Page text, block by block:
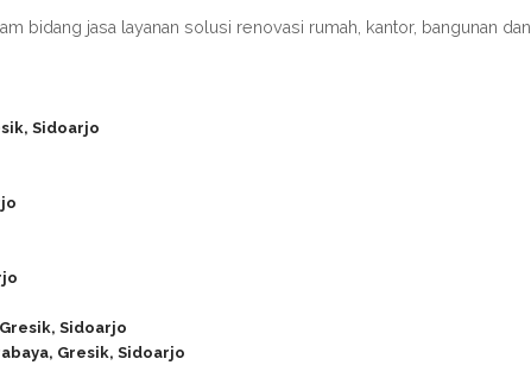
bidang jasa layanan solusi renovasi rumah, kantor, bangunan dan
Sidoarjo
Sidoarjo
Gresik, Sidoarjo